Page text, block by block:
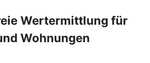
Wertermittlung für
Wohnungen